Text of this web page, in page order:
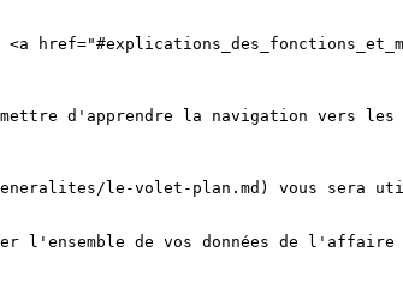
d'apprendre la navigation vers les
le-volet-plan.md) vous sera
de vos données de l'affaire